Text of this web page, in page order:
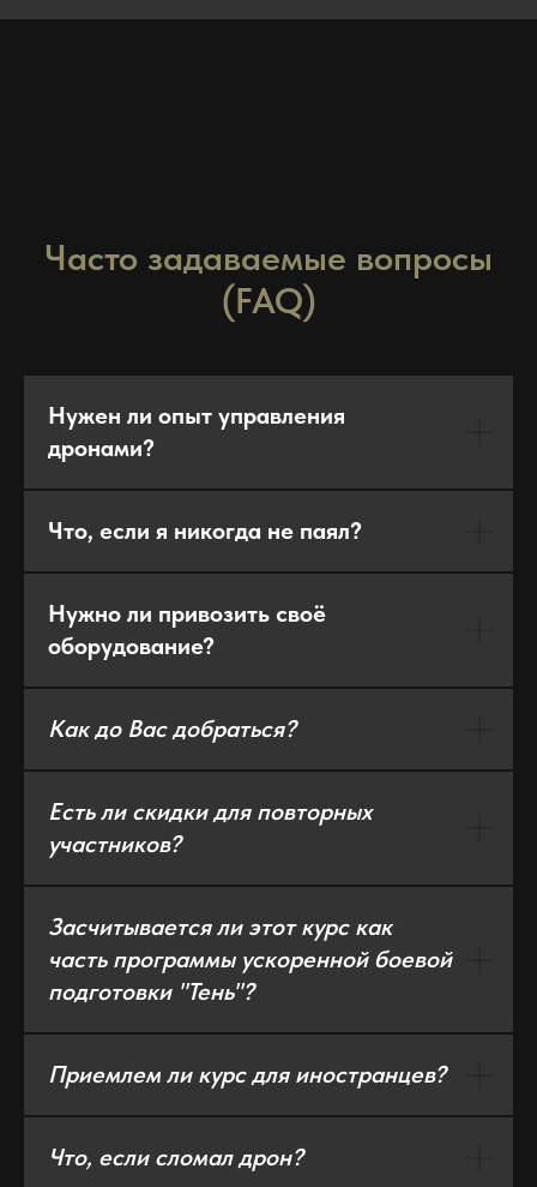
Часто задаваемые вопросы
(FAQ)
Нужен ли опыт управления
дронами?
Что, если я никогда не паял?
Нужно ли привозить своё
оборудование?
Как до Вас добраться?
Есть ли скидки для повторных
участников?
Засчитывается ли этот курс как
часть программы ускоренной боевой
подготовки "Тень"?
Приемлем ли курс для иностранцев?
Что, если сломал дрон?